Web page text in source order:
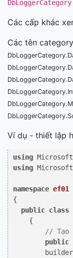
Các cấp khác
Các tên
Ví dụ - thiết lập
using
using
namespace ef01
{
public class
    {
// Tạo
public
        builder